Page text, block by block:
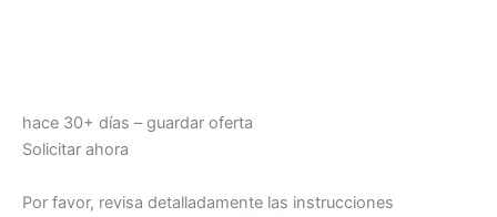
hace 30+ días – guardar oferta
Solicitar ahora
Por favor, revisa detalladamente las instrucciones